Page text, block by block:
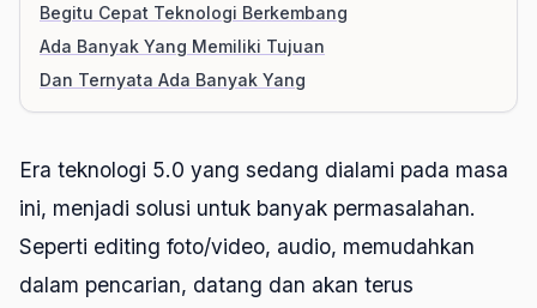
Begitu Cepat Teknologi Berkembang
Ada Banyak Yang Memiliki Tujuan
Dan Ternyata Ada Banyak Yang
Era teknologi 5.0 yang sedang dialami pada masa
ini, menjadi solusi untuk banyak permasalahan.
Seperti editing foto/video, audio, memudahkan
dalam pencarian, datang dan akan terus